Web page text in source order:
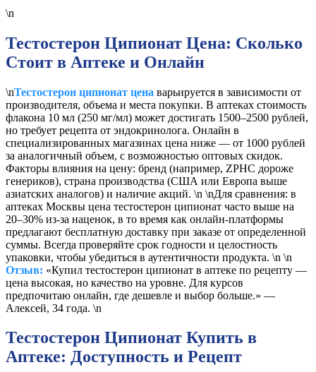
\n
Тестостерон Ципионат Цена: Сколько
Стоит в Аптеке и Онлайн
\nТестостерон ципионат цена варьируется в зависимости от
производителя, объема и места покупки. В аптеках стоимость
флакона 10 мл (250 мг/мл) может достигать 1500–2500 рублей,
но требует рецепта от эндокринолога. Онлайн в
специализированных магазинах цена ниже — от 1000 рублей
за аналогичный объем, с возможностью оптовых скидок.
Факторы влияния на цену: бренд (например, ZPHC дороже
генериков), страна производства (США или Европа выше
азиатских аналогов) и наличие акций. \n \nДля сравнения: в
аптеках Москвы цена тестостерон ципионат часто выше на
20–30% из-за наценок, в то время как онлайн-платформы
предлагают бесплатную доставку при заказе от определенной
суммы. Всегда проверяйте срок годности и целостность
упаковки, чтобы убедиться в аутентичности продукта. \n \n
Отзыв: «Купил тестостерон ципионат в аптеке по рецепту —
цена высокая, но качество на уровне. Для курсов
предпочитаю онлайн, где дешевле и выбор больше.» —
Алексей, 34 года. \n
Тестостерон Ципионат Купить в
Аптеке: Доступность и Рецепт